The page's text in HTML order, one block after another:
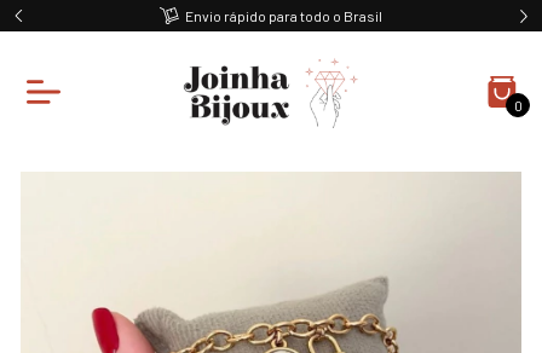
Envio rápido para todo o Brasil
0